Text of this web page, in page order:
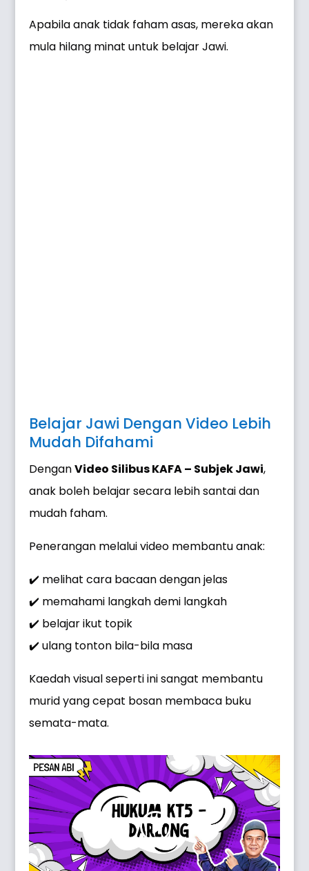
Apabila anak tidak faham asas, mereka akan
mula hilang minat untuk belajar Jawi.
Belajar Jawi Dengan Video Lebih
Mudah Difahami
DenganVideo Silibus KAFA – Subjek Jawi,
anak boleh belajar secara lebih santai dan
mudah faham.
Penerangan melalui video membantu anak:
✔️ melihat cara bacaan dengan jelas
✔️ memahami langkah demi langkah
✔️ belajar ikut topik
✔️ ulang tonton bila-bila masa
Kaedah visual seperti ini sangat membantu
murid yang cepat bosan membaca buku
semata-mata.